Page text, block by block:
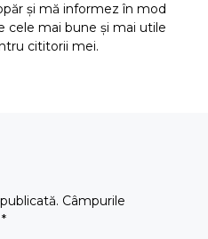
și mă informez în mod
cele mai bune și mai utile
cititorii mei.
Câmpurile
*